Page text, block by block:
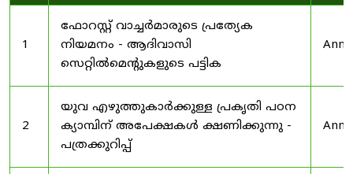
1
ഫോറസ്റ്റ് വാച്ചർമാരുടെ പ്രത്യേക
നിയമനം - ആദിവാസി
സെറ്റിൽമെന്റുകളുടെ പട്ടിക
2
യുവ എഴുത്തുകാർക്കുള്ള പ്രകൃതി പഠന
ക്യാമ്പിന് അപേക്ഷകൾ ക്ഷണിക്കുന്നു -
പത്രക്കുറിപ്പ്